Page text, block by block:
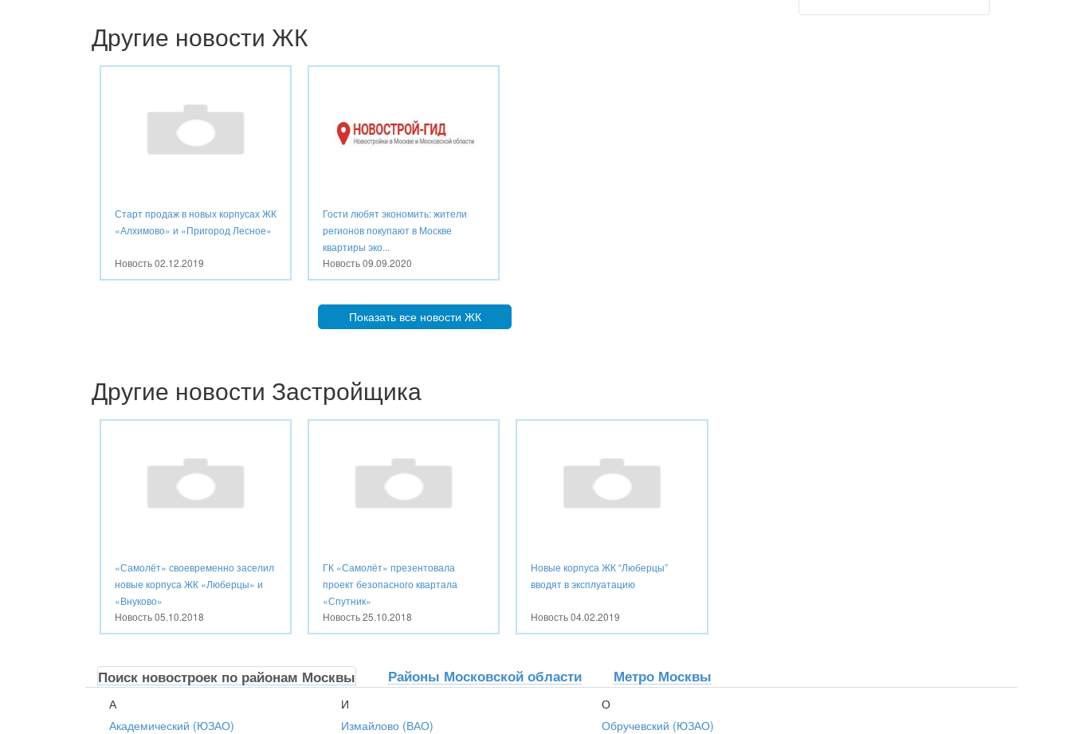
Другие новости ЖК
Старт продаж в новых корпусах ЖК
«Алхимово» и «Пригород Лесное»
Новость02.12.2019
Гости любят экономить: жители
регионов покупают в Москве
квартиры эко...
Новость09.09.2020
Показать все новости ЖК
Другие новости Застройщика
«Самолёт» своевременно заселил
новые корпуса ЖК «Люберцы» и
«Внуково»
Новость05.10.2018
ГК «Самолёт» презентовала
проект безопасного квартала
«Спутник»
Новость25.10.2018
Новые корпуса ЖК “Люберцы”
вводят в эксплуатацию
Новость04.02.2019
Поиск новостроек по районам Москвы Районы Московской области Метро Москвы
А
Академический (ЮЗАО)
И
Измайлово (ВАО)
О
Обручевский (ЮЗАО)